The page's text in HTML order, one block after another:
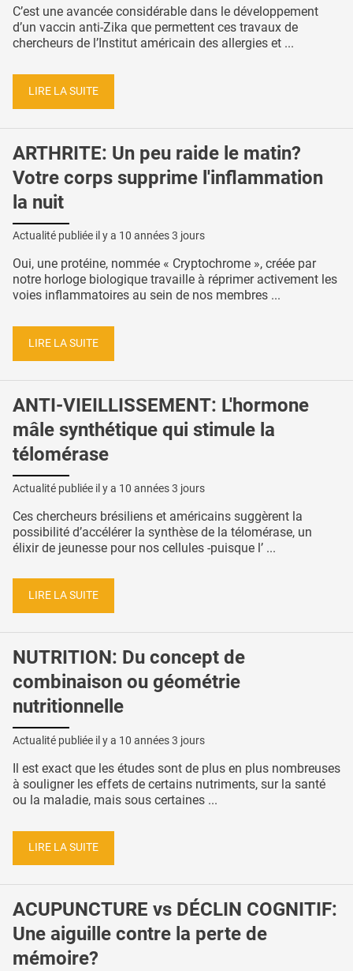
C’est une avancée considérable dans le développement
d’un vaccin anti-Zika que permettent ces travaux de
chercheurs de l’Institut américain des allergies et ...
LIRE LA SUITE
ARTHRITE: Un peu raide le matin?
Votre corps supprime l'inflammation
la nuit
Actualité publiée il y a 10 années 3 jours
Oui, une protéine, nommée « Cryptochrome », créée par
notre horloge biologique travaille à réprimer activement les
voies inflammatoires au sein de nos membres ...
LIRE LA SUITE
ANTI-VIEILLISSEMENT: L'hormone
mâle synthétique qui stimule la
télomérase
Actualité publiée il y a 10 années 3 jours
Ces chercheurs brésiliens et américains suggèrent la
possibilité d’accélérer la synthèse de la télomérase, un
élixir de jeunesse pour nos cellules -puisque l’ ...
LIRE LA SUITE
NUTRITION: Du concept de
combinaison ou géométrie
nutritionnelle
Actualité publiée il y a 10 années 3 jours
Il est exact que les études sont de plus en plus nombreuses
à souligner les effets de certains nutriments, sur la santé
ou la maladie, mais sous certaines ...
LIRE LA SUITE
ACUPUNCTURE vs DÉCLIN COGNITIF:
Une aiguille contre la perte de
mémoire?